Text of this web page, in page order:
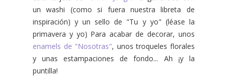
un washi (como si fuera nuestra libreta de
inspiración) y un sello de "Tu y yo" (léase la
primavera y yo) Para acabar de decorar, unos
enamels de "Nosotras", unos troqueles florales
y unas estampaciones de fondo... Ah ¡y la
puntilla!